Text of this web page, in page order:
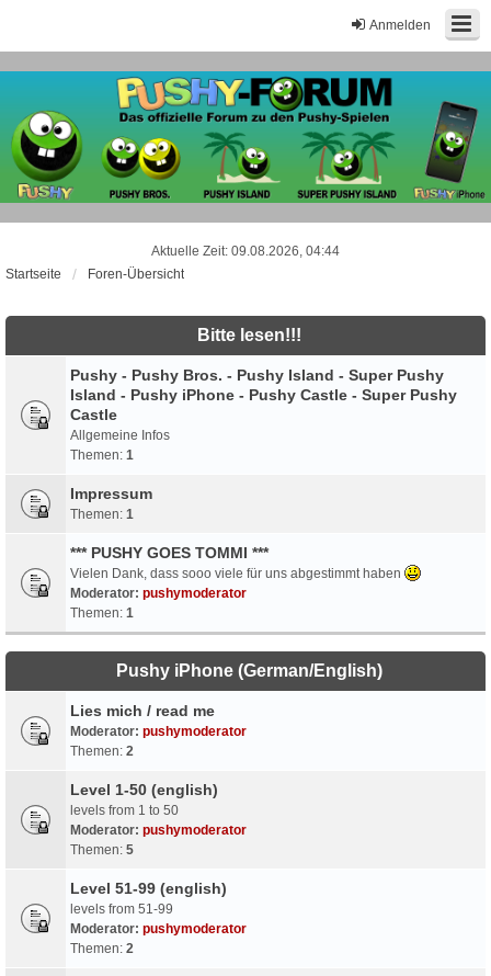
Anmelden
Aktuelle Zeit: 09.08.2026, 04:44
Startseite
Foren-Übersicht
Bitte lesen!!!
Pushy - Pushy Bros. - Pushy Island - Super Pushy
Island - Pushy iPhone - Pushy Castle - Super Pushy
Castle
Allgemeine Infos
Themen: 1
Impressum
Themen: 1
*** PUSHY GOES TOMMI ***
Vielen Dank, dass sooo viele für uns abgestimmt haben
Moderator: pushymoderator
Themen: 1
Pushy iPhone (German/English)
Lies mich / read me
Moderator: pushymoderator
Themen: 2
Level 1-50 (english)
levels from 1 to 50
Moderator: pushymoderator
Themen: 5
Level 51-99 (english)
levels from 51-99
Moderator: pushymoderator
Themen: 2